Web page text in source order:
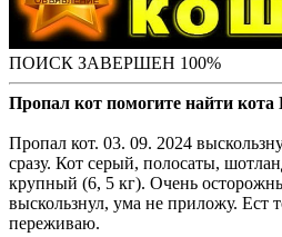
ПОИСК ЗАВЕРШЕН 100%
Пропал кот помогите найти кота
Пропал кот. 03. 09. 2024
сразу. Кот серый, полосаты,
крупный (6, 5 кг). Очень
выскользнул, ума не приложу. Ест
переживаю.